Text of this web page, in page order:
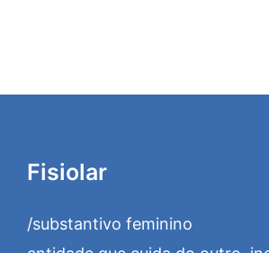
Fisiolar
/substantivo feminino